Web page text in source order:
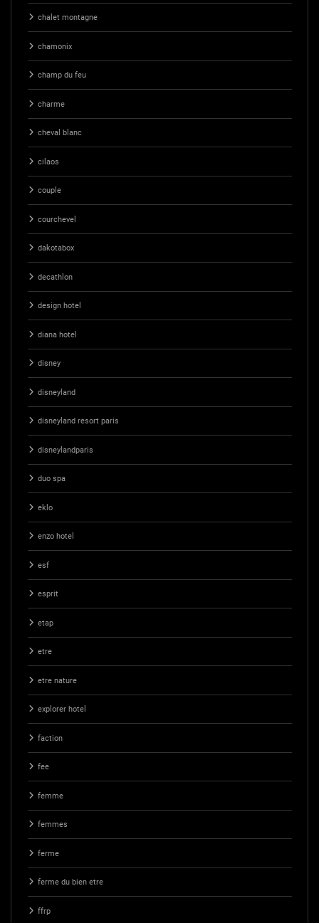
chalet montagne
chamonix
champ du feu
charme
cheval blanc
cilaos
couple
courchevel
dakotabox
decathlon
design hotel
diana hotel
disney
disneyland
disneyland resort paris
disneylandparis
duo spa
eklo
enzo hotel
esf
esprit
etap
etre
etre nature
explorer hotel
faction
fee
femme
femmes
ferme
ferme du bien etre
ffrp